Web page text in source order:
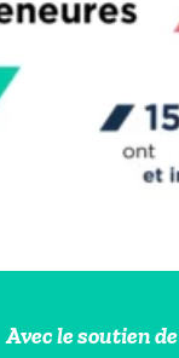
Avec le soutien de